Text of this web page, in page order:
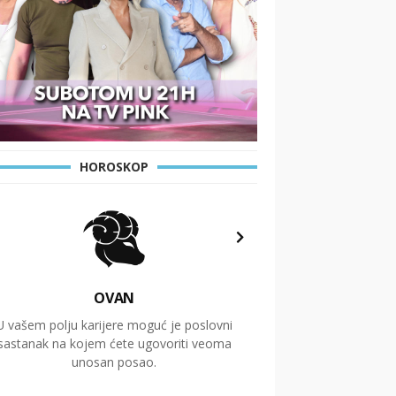
HOROSKOP
OVAN
vašem polju karijere moguć je poslovni
na kojem ćete ugovoriti veoma
unosan posao.